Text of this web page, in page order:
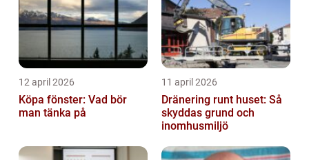
12 april 2026
Köpa fönster: Vad bör
man tänka på
11 april 2026
Dränering runt huset: Så
skyddas grund och
inomhusmiljö